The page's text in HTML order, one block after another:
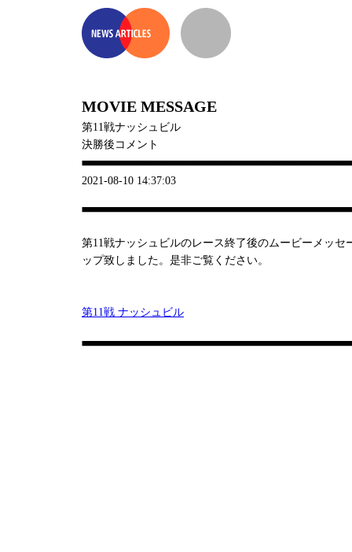
MOVIE MESSAGE
第11戦ナッシュビル
決勝後コメント
2021-08-10 14:37:03
第11戦ナッシュビルのレース終了後のムービーメッセ
ップ致しました。是非ご覧ください。
第11戦 ナッシュビル